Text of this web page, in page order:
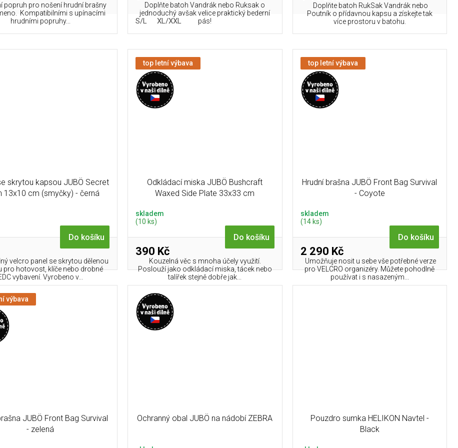
popruh pro nošení hrudní brašny
Kompatibilními s upínacími
hrudními popruhy...
Doplňte batoh Vandrák nebo Ruksak o
jednoduchý avšak velice praktický bederní
pás!
S/L XL/XXL
Doplňte batoh RukSak Vandrák nebo
Poutník o přídavnou kapsu a získejte tak
více prostoru v batohu.
skrytou kapsou JUBÖ Secret
13x10 cm (smyčky) - černá
Do košíku
velcro panel se skrytou dělenou
pro hotovost, klíče nebo drobné
vybavení. Vyrobeno v...
top letní výbava
Odkládací miska JUBÖ Bushcraft
Waxed Side Plate 33x33 cm
skladem
(10 ks)
390 Kč
Do košíku
Kouzelná věc s mnoha účely využití.
Poslouží jako odkládací miska, tácek nebo
talířek stejně dobře jak...
top letní výbava
Hrudní brašna JUBÖ Front Bag Survival
- Coyote
skladem
(14 ks)
2 290 Kč
Do košíku
Umožňuje nosit u sebe vše potřebné verze
pro VELCRO organizéry. Můžete pohodlně
používat i s nasazeným...
výbava
JUBÖ Front Bag Survival
- zelená
Ochranný obal JUBÖ na nádobí ZEBRA
Pouzdro sumka HELIKON Navtel -
Black